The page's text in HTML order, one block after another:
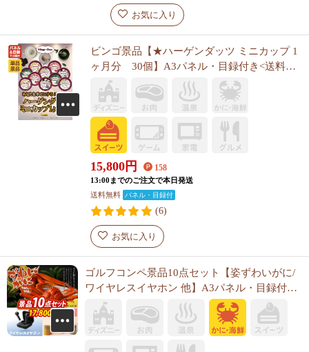
お気に入り
ビンゴ景品【★ハーゲンダッツ ミニカップ 1
ヶ月分 30個】A3パネル・目録付き<送料無
15,800 円 158
13:00までのご注文で本日発送
送料無料
パネル・目録付
(6)
お気に入り
ゴルフコンペ景品10点セット【姿ずわいがに/
ワイヤレスイヤホン 他】A3パネル・目録付き
<送料無料>